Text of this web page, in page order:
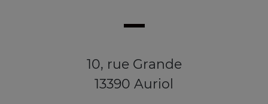
10, rue Grande
13390 Auriol